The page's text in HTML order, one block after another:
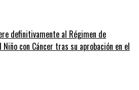
definitivamente al Régimen de
con Cáncer tras su aprobación en el